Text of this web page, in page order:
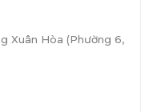
Xuân Hòa (Phường 6,